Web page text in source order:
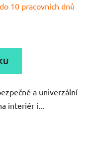
10 pracovních dnů
a univerzální
interiér i...